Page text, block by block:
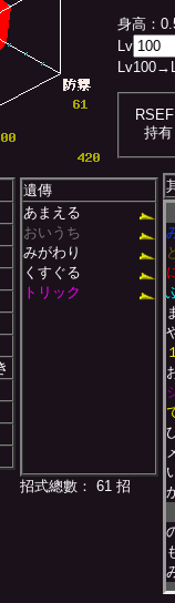
身高：
Lv
Lv100
持有
遺傳
あまえる
おいうち
みがわり
くすぐる
トリック
招式總數： 61 招